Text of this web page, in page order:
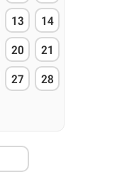
13 14
20 21
27 28